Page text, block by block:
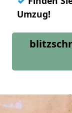
Umzug!